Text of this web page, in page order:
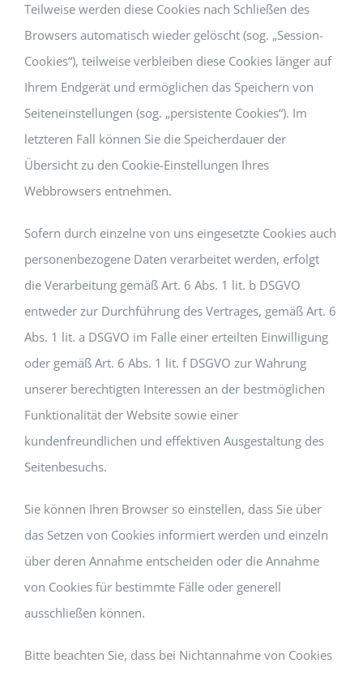
Teilweise werden diese Cookies nach Schließen des
Browsers automatisch wieder gelöscht (sog. „Session-
Cookies“), teilweise verbleiben diese Cookies länger auf
Ihrem Endgerät und ermöglichen das Speichern von
Seiteneinstellungen (sog. „persistente Cookies“). Im
letzteren Fall können Sie die Speicherdauer der
Übersicht zu den Cookie-Einstellungen Ihres
Webbrowsers entnehmen.
Sofern durch einzelne von uns eingesetzte Cookies auch
personenbezogene Daten verarbeitet werden, erfolgt
die Verarbeitung gemäß Art. 6 Abs. 1 lit. b DSGVO
entweder zur Durchführung des Vertrages, gemäß Art. 6
Abs. 1 lit. a DSGVO im Falle einer erteilten Einwilligung
oder gemäß Art. 6 Abs. 1 lit. f DSGVO zur Wahrung
unserer berechtigten Interessen an der bestmöglichen
Funktionalität der Website sowie einer
kundenfreundlichen und effektiven Ausgestaltung des
Seitenbesuchs.
Sie können Ihren Browser so einstellen, dass Sie über
das Setzen von Cookies informiert werden und einzeln
über deren Annahme entscheiden oder die Annahme
von Cookies für bestimmte Fälle oder generell
ausschließen können.
Bitte beachten Sie, dass bei Nichtannahme von Cookies